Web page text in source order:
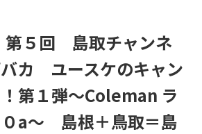
第５回 島取チャンネ
カ ユースケのキャン
第１弾〜Coleman ラ
a〜 島根＋鳥取＝島